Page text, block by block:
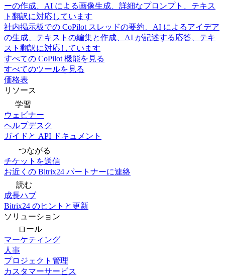
ーの作成、AI による画像生成、詳細なプロンプト、テキス
ト翻訳に対応しています
社内掲示板での CoPilot スレッドの要約、AI によるアイデア
の生成、テキストの編集と作成、AI が記述する応答、テキ
スト翻訳に対応しています
すべての CoPilot 機能を見る
すべてのツールを見る
価格表
リソース
学習
ウェビナー
ヘルプデスク
ガイドと API ドキュメント
つながる
チケットを送信
お近くの Bitrix24 パートナーに連絡
読む
成長ハブ
Bitrix24 のヒントと更新
ソリューション
ロール
マーケティング
人事
プロジェクト管理
カスタマーサービス